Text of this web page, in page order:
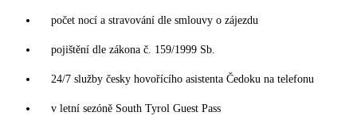
počet nocí a stravování dle smlouvy o zájezdu
pojištění dle zákona č. 159/1999 Sb.
24/7 služby česky hovořícího asistenta Čedoku na telefonu
v letní sezóně South Tyrol Guest Pass